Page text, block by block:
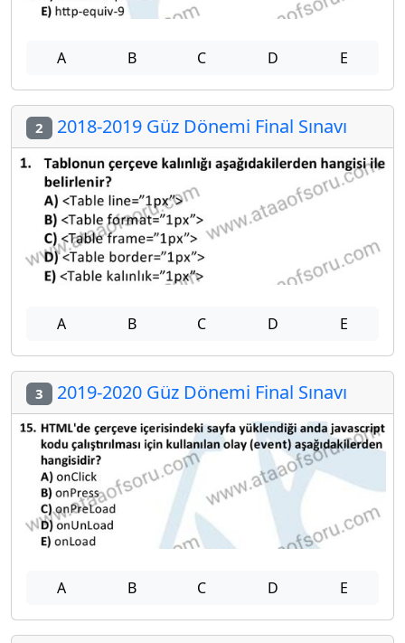
A B C D E
2 2018-2019 Güz Dönemi Final Sınavı
A B C D E
3 2019-2020 Güz Dönemi Final Sınavı
A B C D E